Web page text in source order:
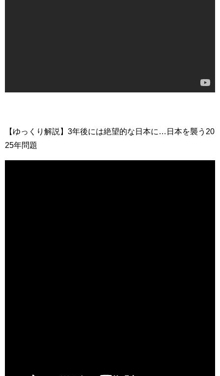
【ゆっくり解説】3年後には絶望的な日本に…日本を襲う20
25年問題